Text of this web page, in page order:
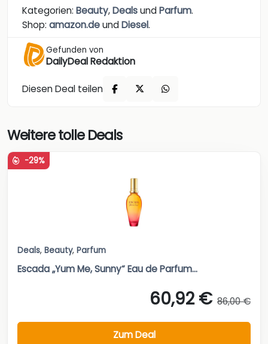
Kategorien: Beauty,DealsundParfum.
Shop: amazon.deundDiesel.
Gefunden von
DailyDeal Redaktion
Diesen Deal teilen
Weitere tolle Deals
-29%
Deals, Beauty, Parfum
Escada „Yum Me, Sunny“ Eau de Parfum...
60,92 € 86,00 €
Zum Deal